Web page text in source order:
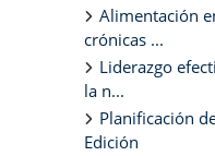
Alimentación
crónicas ...
Liderazgo
la n...
Planificación
Edición